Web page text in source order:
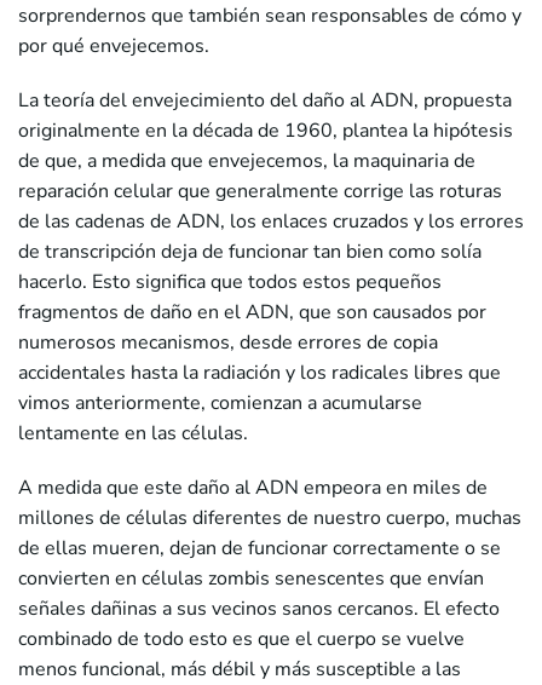
sorprendernos que también sean responsables de cómo y
por qué envejecemos.
La teoría del envejecimiento del daño al ADN, propuesta
originalmente en la década de 1960, plantea la hipótesis
de que, a medida que envejecemos, la maquinaria de
reparación celular que generalmente corrige las roturas
de las cadenas de ADN, los enlaces cruzados y los errores
de transcripción deja de funcionar tan bien como solía
hacerlo. Esto significa que todos estos pequeños
fragmentos de daño en el ADN, que son causados por
numerosos mecanismos, desde errores de copia
accidentales hasta la radiación y los radicales libres que
vimos anteriormente, comienzan a acumularse
lentamente en las células.
A medida que este daño al ADN empeora en miles de
millones de células diferentes de nuestro cuerpo, muchas
de ellas mueren, dejan de funcionar correctamente o se
convierten en células zombis senescentes que envían
señales dañinas a sus vecinos sanos cercanos. El efecto
combinado de todo esto es que el cuerpo se vuelve
menos funcional, más débil y más susceptible a las